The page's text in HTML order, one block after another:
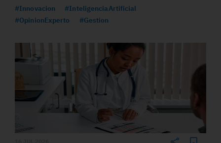
#Innovacion
#InteligenciaArtificial
#OpinionExperto
#Gestion